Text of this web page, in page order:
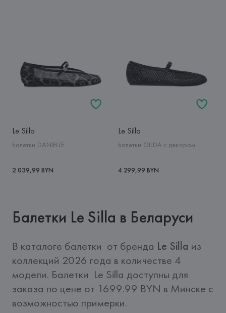
Le Silla
Балетки DANIELLE
2 039,99 BYN
Le Silla
Балетки GILDA с декором
4 299,99 BYN
Балетки Le Silla в Беларуси
В каталоге балетки  от бренда Le Silla из
коллекций 2026 года в количестве 4
модели. Балетки  Le Silla доступны для
заказа по цене от 1699.99 BYN в Минске с
возможностью примерки.